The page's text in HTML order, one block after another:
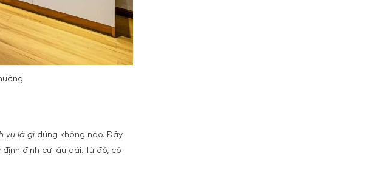
vụ là gì đúng không nào. Đây
định cư lâu dài. Từ đó, có